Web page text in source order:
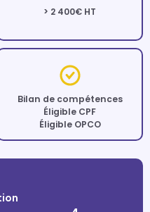
> 2 400€ HT
Bilan de compétences
Éligible CPF
Éligible OPCO